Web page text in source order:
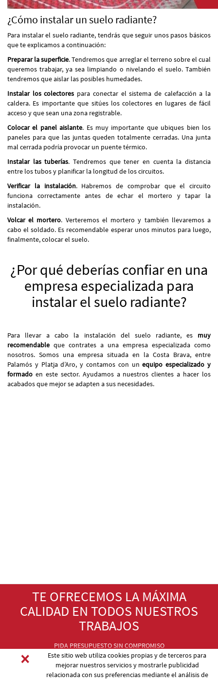
¿Cómo instalar un suelo radiante?
Para instalar el suelo radiante, tendrás que seguir unos pasos básicos
que te explicamos a continuación:
Preparar la superficie.Tendremos que arreglar el terreno sobre el cual
queremos trabajar, ya sea limpiando o nivelando el suelo. También
tendremos que aislar las posibles humedades.
Instalar los colectores para conectar el sistema de calefacción a la
caldera. Es importante que sitúes los colectores en lugares de fácil
acceso y que sean una zona registrable.
Colocar el panel aislante. Es muy importante que ubiques bien los
paneles para que las juntas queden totalmente cerradas. Una junta
mal cerrada podría provocar un puente térmico.
Instalar las tuberías. Tendremos que tener en cuenta la distancia
entre los tubos y planificar la longitud de los circuitos.
Verificar la instalación. Habremos de comprobar que el circuito
funciona correctamente antes de echar el mortero y tapar la
instalación.
Volcar el mortero. Verteremos el mortero y también llevaremos a
cabo el soldado. Es recomendable esperar unos minutos para luego,
finalmente, colocar el suelo.
¿Por qué deberías confiar en una
empresa especializada para
instalar el suelo radiante?
Para llevar a cabo la instalación del suelo radiante, es muy
recomendable que contrates a una empresa especializada como
nosotros. Somos una empresa situada en la Costa Brava, entre
Palamós y Platja d’Aro, y contamos con unequipo especializado y
formado en este sector. Ayudamos a nuestros clientes a hacer los
acabados que mejor se adapten a sus necesidades.
TE OFRECEMOS LA MÁXIMA
CALIDAD EN TODOS NUESTROS
TRABAJOS
PIDA PRESUPUESTO SIN COMPROMISO
×
Este sitio web utiliza cookies propias y de terceros para
mejorar nuestros servicios y mostrarle publicidad
relacionada con sus preferencias mediante el análisis de